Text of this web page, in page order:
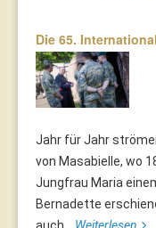
Die 65.
Jahr für Jahr
von Masabielle, wo
Jungfrau Maria
Bernadette